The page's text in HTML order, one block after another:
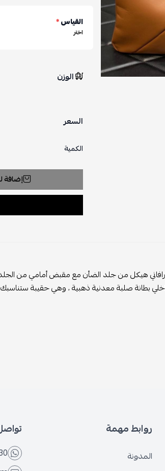
القياس*
اختر
الوزن
السعر
الكمية
إضافة
هيكل من جلد الضأن مع مقبض أمامي من
بطانة صلبة معدنية ذهبية ، وهي حقيبة ستناسبك
روابط مهمة
المدونة